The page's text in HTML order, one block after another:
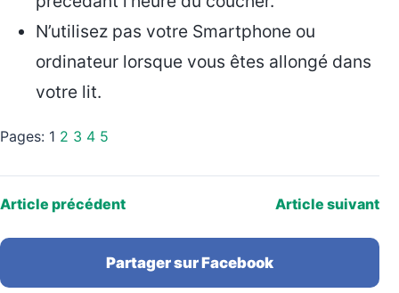
N’utilisez pas votre Smartphone ou
ordinateur lorsque vous êtes allongé dans
votre lit.
Pages: 1 2 3 4 5
Article précédent Article suivant
Partager sur Facebook